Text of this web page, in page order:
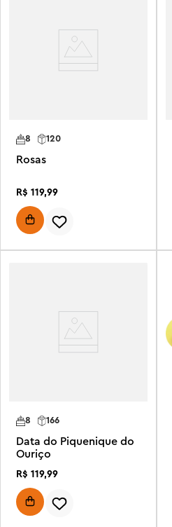
120
8
Rosas
R$ 119,99
166
8
Data do Piquenique do
Ouriço
R$ 119,99